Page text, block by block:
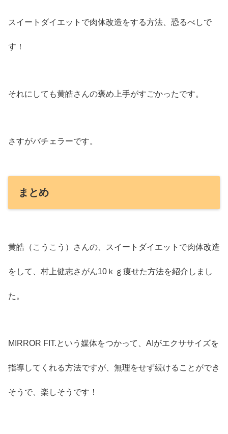
スイートダイエットで肉体改造をする方法、恐るべしで
す！
それにしても黄皓さんの褒め上手がすごかったです。
さすがバチェラーです。
まとめ
黄皓（こうこう）さんの、スイートダイエットで肉体改造
をして、村上健志さがん10ｋｇ痩せた方法を紹介しまし
た。
MIRROR FIT.という媒体をつかって、AIがエクササイズを
指導してくれる方法ですが、無理をせず続けることができ
そうで、楽しそうです！